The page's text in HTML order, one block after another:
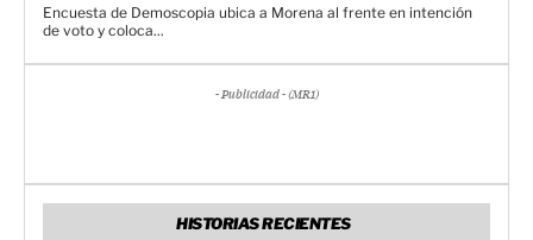
Encuesta de Demoscopia ubica a Morena al frente en intención
de voto y coloca...
- Publicidad - (MR1)
HISTORIAS RECIENTES